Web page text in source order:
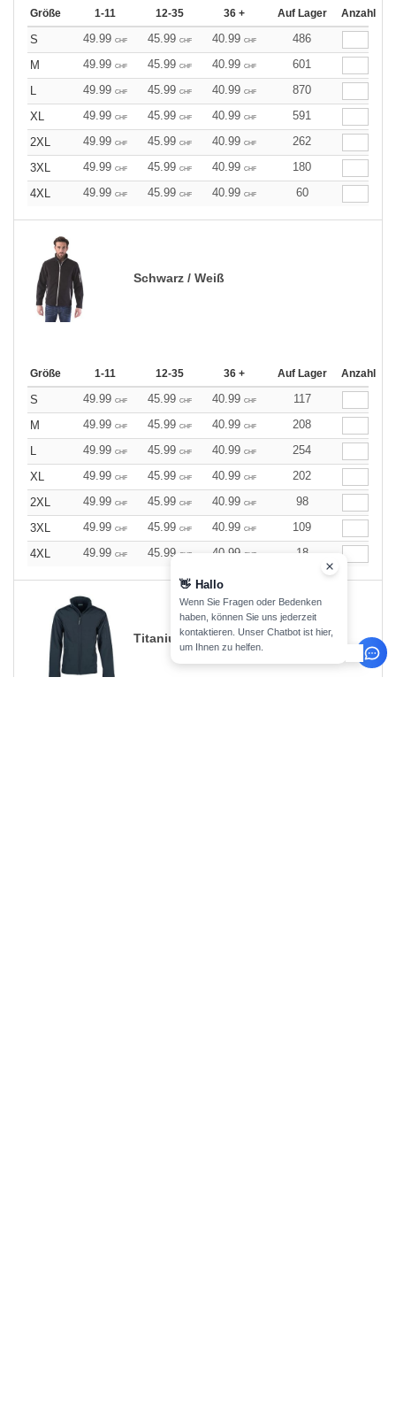
Größe 1-11 12-35 36 + Auf Lager Anzahl
S 49.99 CHF 45.99 CHF 40.99 CHF
486
M
49.99 CHF 45.99 CHF 40.99 CHF
601
L
49.99 CHF 45.99 CHF 40.99 CHF
870
XL
49.99 CHF 45.99 CHF 40.99 CHF
591
2XL
49.99 CHF 45.99 CHF 40.99 CHF
262
3XL
49.99 CHF 45.99 CHF 40.99 CHF
180
4XL
49.99 CHF 45.99 CHF 40.99 CHF 60
Schwarz / Weiß
Größe 1-11 12-35 36 + Auf Lager Anzahl
S 49.99 CHF 45.99 CHF 40.99 CHF
117
M
49.99 CHF 45.99 CHF 40.99 CHF
208
L
49.99 CHF 45.99 CHF 40.99 CHF
254
XL
49.99 CHF 45.99 CHF 40.99 CHF
202
2XL
49.99 CHF 45.99 CHF 40.99 CHF
98
3XL
49.99 CHF 45.99 CHF 40.99 CHF
109
4XL
49.99 CHF 45.99 CHF 40.99 CHF 18
Titanium
👋 Hallo
Wenn Sie Fragen oder Bedenken
haben, können Sie uns jederzeit
kontaktieren. Unser Chatbot ist hier,
um Ihnen zu helfen.